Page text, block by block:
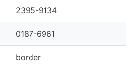
2395-9134
0187-6961
border